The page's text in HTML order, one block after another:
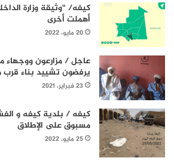
كيفه/ “وثيقة وزارة
أهملت أخرى
20 مايو، 2022
عاجل / مزارعون ووجهاء
يرفضون تشييد بناء قرب
23 فبراير، 2021
كيفه / بلدية كيفه و
مسبوق على الإطلاق
25 مايو، 2022